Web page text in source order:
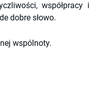
współpracy
dobre słowo.
wspólnoty.